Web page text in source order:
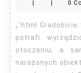
| | 0
„`html Gradobicie to zjawisko atmosferyczne, które
potrafi
otoczeniu, a
narażonych